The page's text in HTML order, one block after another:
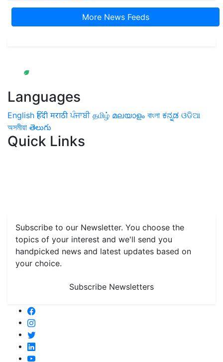
More News Feeds
Languages
English हिंदी मराठी ਪੰਜਾਬੀ தமிழ் മലയാളം বাংলা ಕನ್ನಡ ଓଡିଆ
অসমীয়া తెలుగు
Quick Links
Subscribe to our Newsletter. You choose the
topics of your interest and we'll send you
handpicked news and latest updates based on
your choice.
Subscribe Newsletters